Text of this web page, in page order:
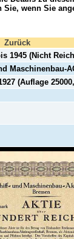
Sie, wenn Sie
Zurück
1945 (Nicht
Maschinenbau-
(Auflage